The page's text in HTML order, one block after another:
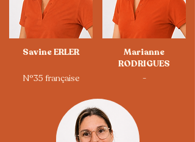
Savine ERLER
Marianne
RODRIGUES
N°35 française
-